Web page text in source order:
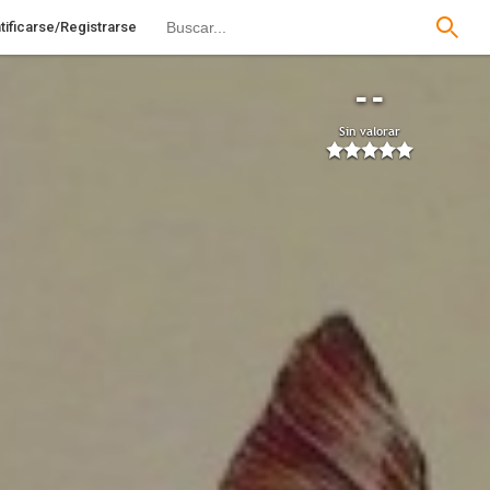
Registrarse
--
Sin valorar